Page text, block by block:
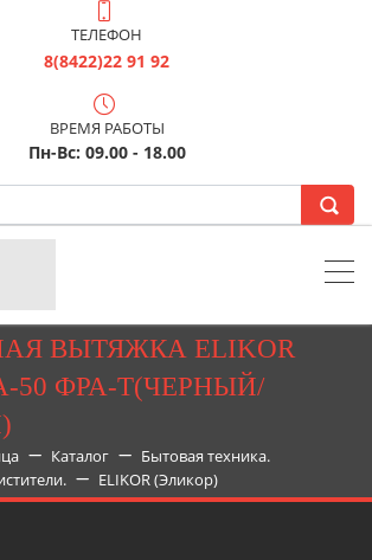
ТЕЛЕФОН
8(8422)22 91 92
ВРЕМЯ РАБОТЫ
Пн-Вс: 09.00 - 18.00
ВЫТЯЖКА ELIKOR
50 ФРА-Т(ЧЕРНЫЙ/
Каталог
Бытовая техника.
ELIKOR (Эликор)